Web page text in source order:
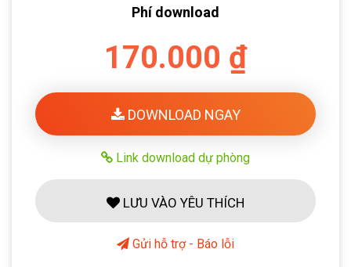
Phí download
170.000 ₫
DOWNLOAD NGAY
Link download dự phòng
LƯU VÀO YÊU THÍCH
Gửi hỗ trợ - Báo lỗi